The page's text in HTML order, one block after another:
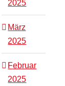
2025
März
2025
Februar
2025